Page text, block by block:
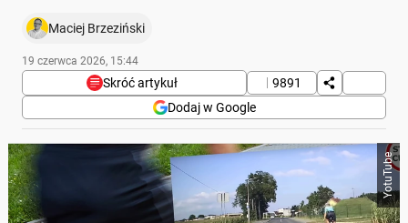
Maciej Brzeziński
19 czerwca 2026, 15:44
Skróć artykuł
9891
Dodaj w Google
Poniżej streszczenie artykułu:
Skrót przygotowany przez Onet Czat z AI, może zawierać błędy.
Rowerzysta ma obowiązek korzystać z drogi dla
rowerów, jeśli jest ona dostępna, a jazda po jezdni
jest zabroniona.
YotuTube